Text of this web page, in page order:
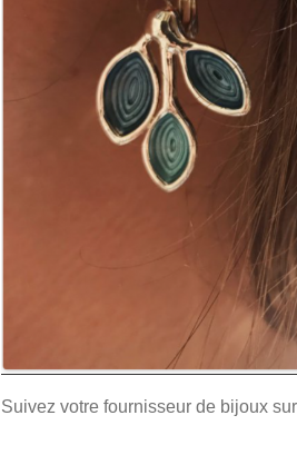
Suivez votre fournisseur de bijoux